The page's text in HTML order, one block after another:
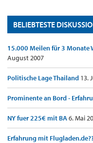
BELIEBTESTE
15.000 Meilen für 3 Monate
August 2007
Politische Lage Thailand 13.
Prominente an Bord -
NY fuer 225€ mit BA6. Mai
Erfahrung mit